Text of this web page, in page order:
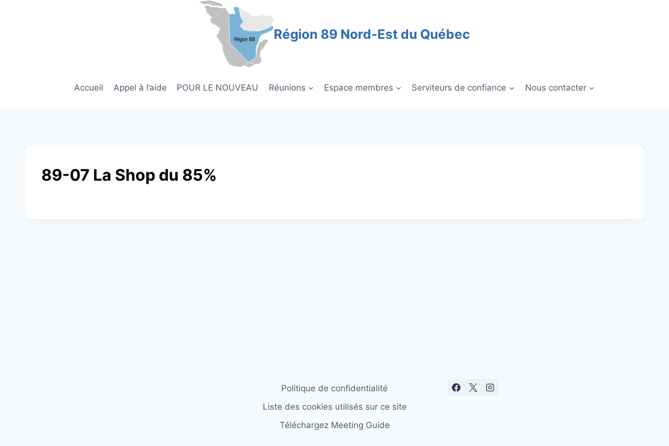
Région 89 Nord-Est du Québec
Accueil Appel à l’aide POUR LE NOUVEAU Réunions Espace membres Serviteurs de confiance Nous contacter
89-07 La Shop du 85%
Politique de confidentialité
Liste des cookies utilisés sur ce site
Téléchargez Meeting Guide